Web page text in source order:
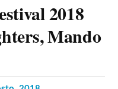
2018
Mando